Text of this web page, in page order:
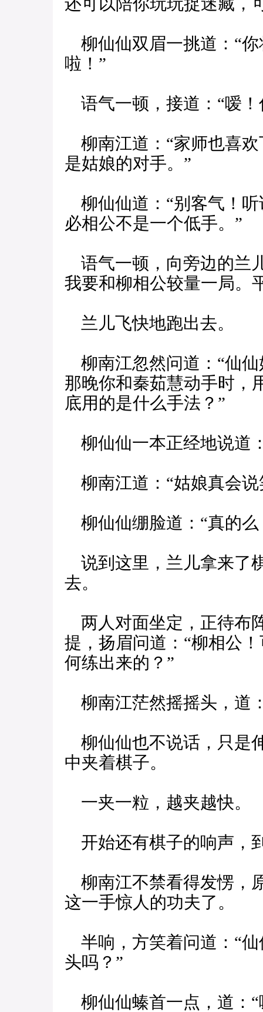
柳仙仙双眉一挑道：“
啦！”
语气一顿，接道：“嗳！
柳南江道：“家师也喜
是姑娘的对手。”
柳仙仙道：“别客气！
必相公不是一个低手。”
语气一顿，向旁边的兰
我要和柳相公较量一局。
兰儿飞快地跑出去。
柳南江忽然问道：“仙
那晚你和秦茹慧动手时，
底用的是什么手法？”
柳仙仙一本正经地说道
柳南江道：“姑娘真会说
柳仙仙绷脸道：“真的么
说到这里，兰儿拿来了
去。
两人对面坐定，正待布
提，扬眉问道：“柳相公
何练出来的？”
柳南江茫然摇摇头，道
柳仙仙也不说话，只是
中夹着棋子。
一夹一粒，越夹越快。
开始还有棋子的响声，
柳南江不禁看得发愣，
这一手惊人的功夫了。
半响，方笑着问道：“
头吗？”
柳仙仙螓首一点，道：